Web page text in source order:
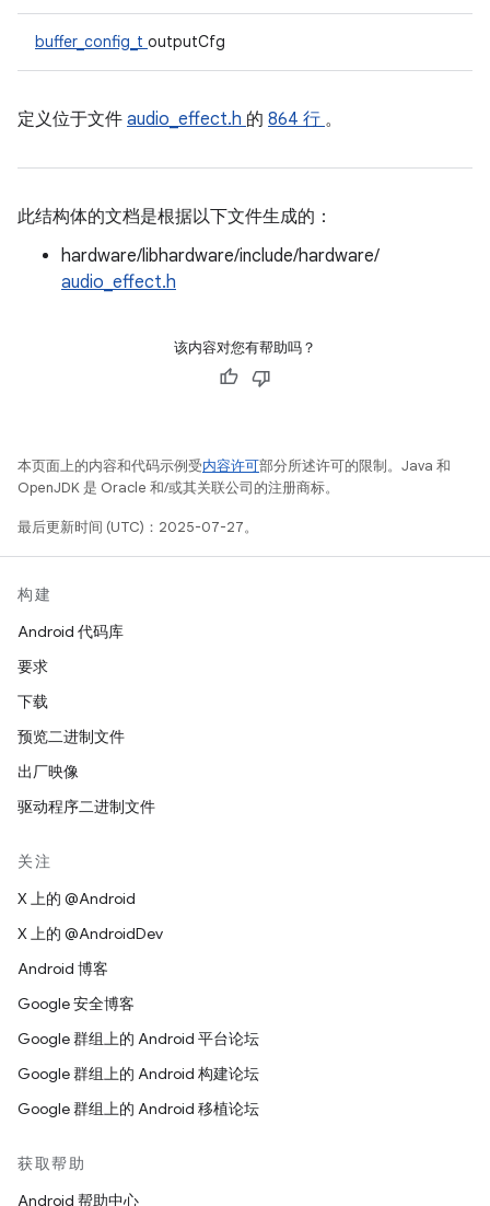
buffer_config_t outputCfg
定义位于文件 audio_effect.h 的 864 行 。
此结构体的文档是根据以下文件生成的：
hardware/libhardware/include/hardware/
audio_effect.h
该内容对您有帮助吗？
本页面上的内容和代码示例受内容许可部分所述许可的限制。Java 和
OpenJDK 是 Oracle 和/或其关联公司的注册商标。
最后更新时间 (UTC)：2025-07-27。
构建
Android 代码库
要求
下载
预览二进制文件
出厂映像
驱动程序二进制文件
关注
X 上的 @Android
X 上的 @AndroidDev
Android 博客
Google 安全博客
Google 群组上的 Android 平台论坛
Google 群组上的 Android 构建论坛
Google 群组上的 Android 移植论坛
获取帮助
Android 帮助中心